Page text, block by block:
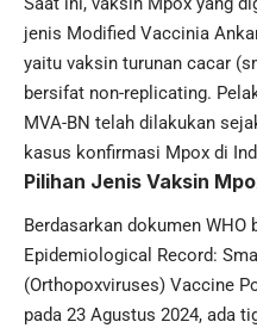
jenis Modified Vaccinia
yaitu vaksin turunan cacar
bersifat non-replicating.
MVA-BN telah dilakukan
kasus konfirmasi Mpox di
Pilihan Jenis Vaksin
Berdasarkan dokumen WHO
Epidemiological Record:
(Orthopoxviruses) Vaccine
pada 23 Agustus 2024, ada